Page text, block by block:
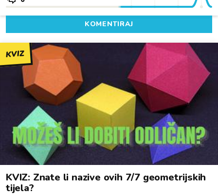
KOMENTIRAJ
KVIZ
KVIZ: Znate li nazive ovih 7/7 geometrijskih
tijela?